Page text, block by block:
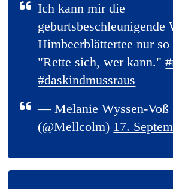
Ich kann mir die
geburtsbeschleunigende
Himbeerblättertee nur so
"Rette sich, wer kann."
#daskindmussraus
— Melanie Wyssen-Voß
(@Mellcolm) 17.